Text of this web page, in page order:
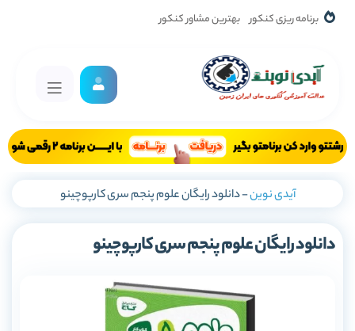
برنامه ریزی کنکور بهترین مشاور کنکور
آیدی نوین-دانلود رایگان علوم پنجم سری کارپوچینو
دانلود رایگان علوم پنجم سری کارپوچینو